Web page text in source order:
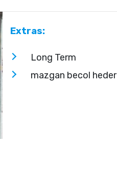
Extras:
Long Term
mazgan becol heder